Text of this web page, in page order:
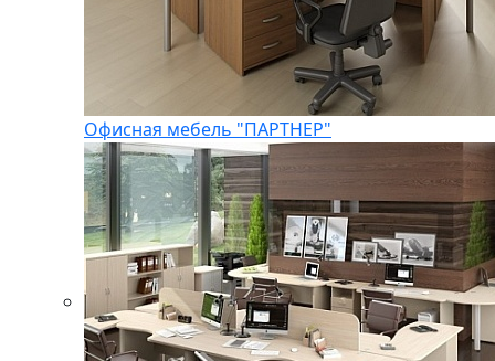
Офисная мебель "ПАРТНЕР"